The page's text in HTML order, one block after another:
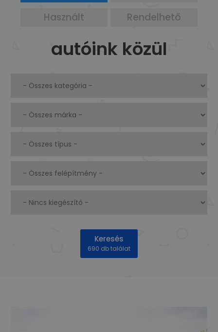
Használt
Rendelhető
autóink közül
Keresés
690 db találat